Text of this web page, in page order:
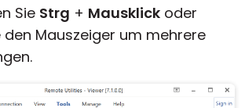
Sie Strg + Mausklick oder
den Mauszeiger um mehrere